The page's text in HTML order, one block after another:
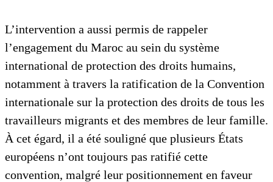
L’intervention a aussi permis de rappeler
l’engagement du Maroc au sein du système
international de protection des droits humains,
notamment à travers la ratification de la Convention
internationale sur la protection des droits de tous les
travailleurs migrants et des membres de leur famille.
À cet égard, il a été souligné que plusieurs États
européens n’ont toujours pas ratifié cette
convention, malgré leur positionnement en faveur